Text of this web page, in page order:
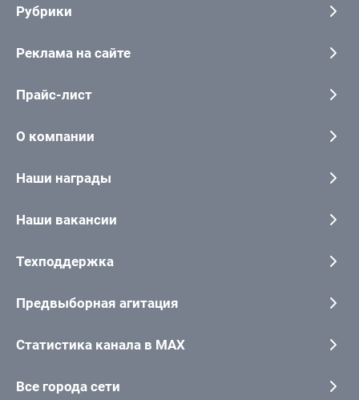
Рубрики
Реклама на сайте
Прайс-лист
О компании
Наши награды
Наши вакансии
Техподдержка
Предвыборная агитация
Статистика канала в MAX
Все города сети